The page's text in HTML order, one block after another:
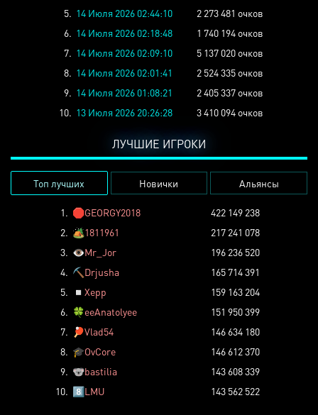
5. 14 Июля 2026 02:44:10
2 273 481 очков
6. 14 Июля 2026 02:18:48
1 740 194 очков
7. 14 Июля 2026 02:09:10
5 137 020 очков
8. 14 Июля 2026 02:01:41
2 524 335 очков
9. 14 Июля 2026 01:08:21
2 405 337 очков
10. 13 Июля 2026 20:26:28 3 410 094 очков
ЛУЧШИЕ ИГРОКИ
Топ лучших Новички Альянсы
1. 🛑GEORGY2018
422 149 238
2. 🏕️1811961
217 241 078
3. 👁️Mr_Jor
196 236 520
4. ⛏️ Drjusha
165 714 391
5.
◽ Xepp
159 163 204
6. 🍀eeAnatolyee
151 950 399
7.
🏓Vlad54
146 634 180
8. 🎓OvCore
146 612 370
9. 🐨bastilia
143 608 339
10. 8️⃣LMU 143 562 522